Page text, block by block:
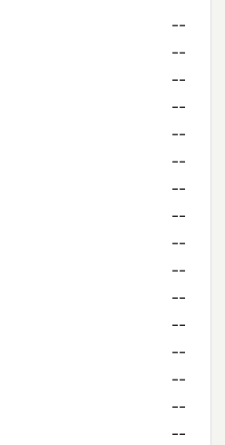
--
--
--
--
--
--
--
--
--
--
--
--
--
--
--
--